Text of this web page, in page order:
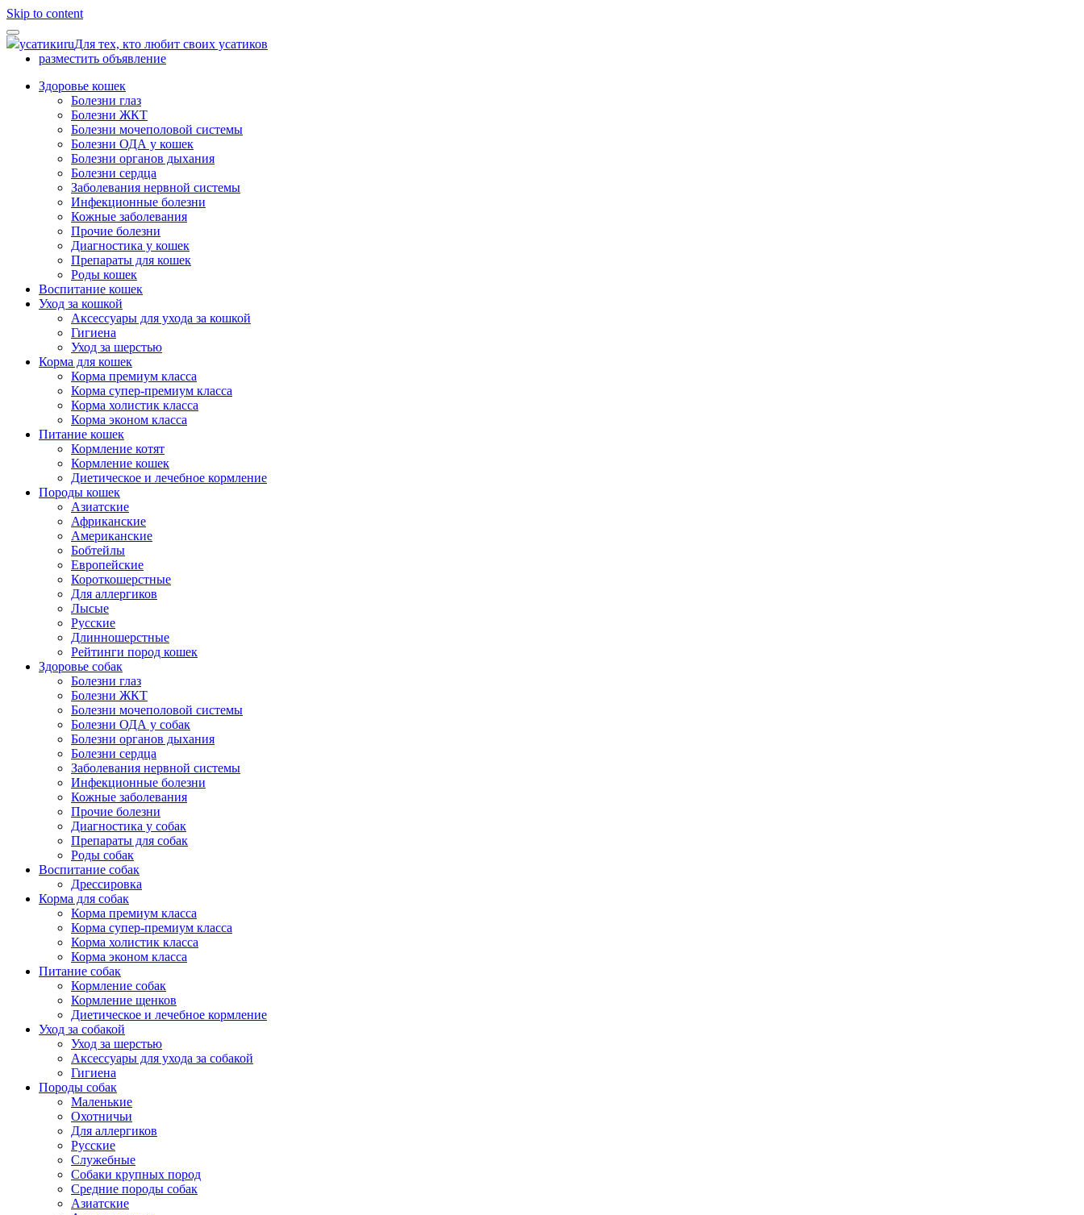
Skip to content
усатикиruДля тех, кто любит своих усатиков
разместить объявление
Здоровье кошек
Болезни глаз
Болезни ЖКТ
Болезни мочеполовой системы
Болезни ОДА у кошек
Болезни органов дыхания
Болезни сердца
Заболевания нервной системы
Инфекционные болезни
Кожные заболевания
Прочие болезни
Диагностика у кошек
Препараты для кошек
Роды кошек
Воспитание кошек
Уход за кошкой
Аксессуары для ухода за кошкой
Гигиена
Уход за шерстью
Корма для кошек
Корма премиум класса
Корма супер-премиум класса
Корма холистик класса
Корма эконом класса
Питание кошек
Кормление котят
Кормление кошек
Диетическое и лечебное кормление
Породы кошек
Азиатские
Африканские
Американские
Бобтейлы
Европейские
Короткошерстные
Для аллергиков
Лысые
Русские
Длинношерстные
Рейтинги пород кошек
Здоровье собак
Болезни глаз
Болезни ЖКТ
Болезни мочеполовой системы
Болезни ОДА у собак
Болезни органов дыхания
Болезни сердца
Заболевания нервной системы
Инфекционные болезни
Кожные заболевания
Прочие болезни
Диагностика у собак
Препараты для собак
Роды собак
Воспитание собак
Дрессировка
Корма для собак
Корма премиум класса
Корма супер-премиум класса
Корма холистик класса
Корма эконом класса
Питание собак
Кормление собак
Кормление щенков
Диетическое и лечебное кормление
Уход за собакой
Уход за шерстью
Аксессуары для ухода за собакой
Гигиена
Породы собак
Маленькие
Охотничьи
Для аллергиков
Русские
Служебные
Собаки крупных пород
Средние породы собак
Азиатские